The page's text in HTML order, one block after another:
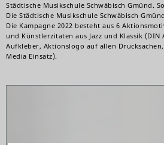
Städtische Musikschule Schwäbisch Gmünd.
Die Städtische Musikschule Schwäbisch
Die Kampagne 2022 besteht aus 6
und Künstlerzitaten aus Jazz und Klassik (DIN
Aufkleber, Aktionslogo auf allen
Media Einsatz).